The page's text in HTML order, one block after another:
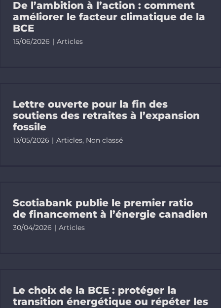
De l’ambition à l’action : comment
améliorer le facteur climatique de la
BCE
15/06/2026 | Articles
Lettre ouverte pour la fin des
soutiens des retraites à l’expansion
fossile
13/05/2026 | Articles, Non classé
Scotiabank publie le premier ratio
de financement à l’énergie canadien
30/04/2026 | Articles
Le choix de la BCE : protéger la
transition énergétique ou répéter les